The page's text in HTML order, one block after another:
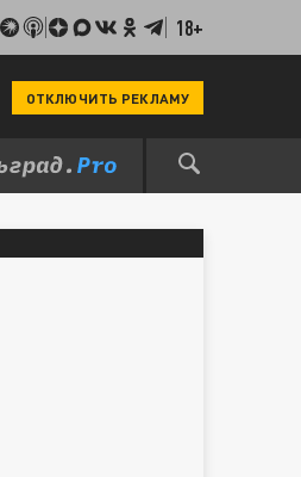
18+
ОТКЛЮЧИТЬ РЕКЛАМУ